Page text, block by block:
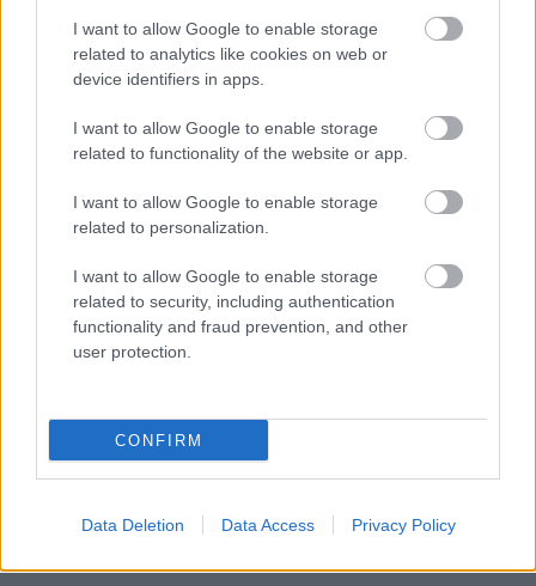
I want to allow Google to enable storage
related to analytics like cookies on web or
device identifiers in apps.
I want to allow Google to enable storage
related to functionality of the website or app.
I want to allow Google to enable storage
related to personalization.
I want to allow Google to enable storage
related to security, including authentication
functionality and fraud prevention, and other
user protection.
CONFIRM
Data Deletion Data Access Privacy Policy
Megosztom Facebookon